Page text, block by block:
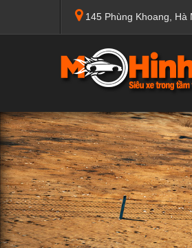
145 Phùng Khoang, Hà